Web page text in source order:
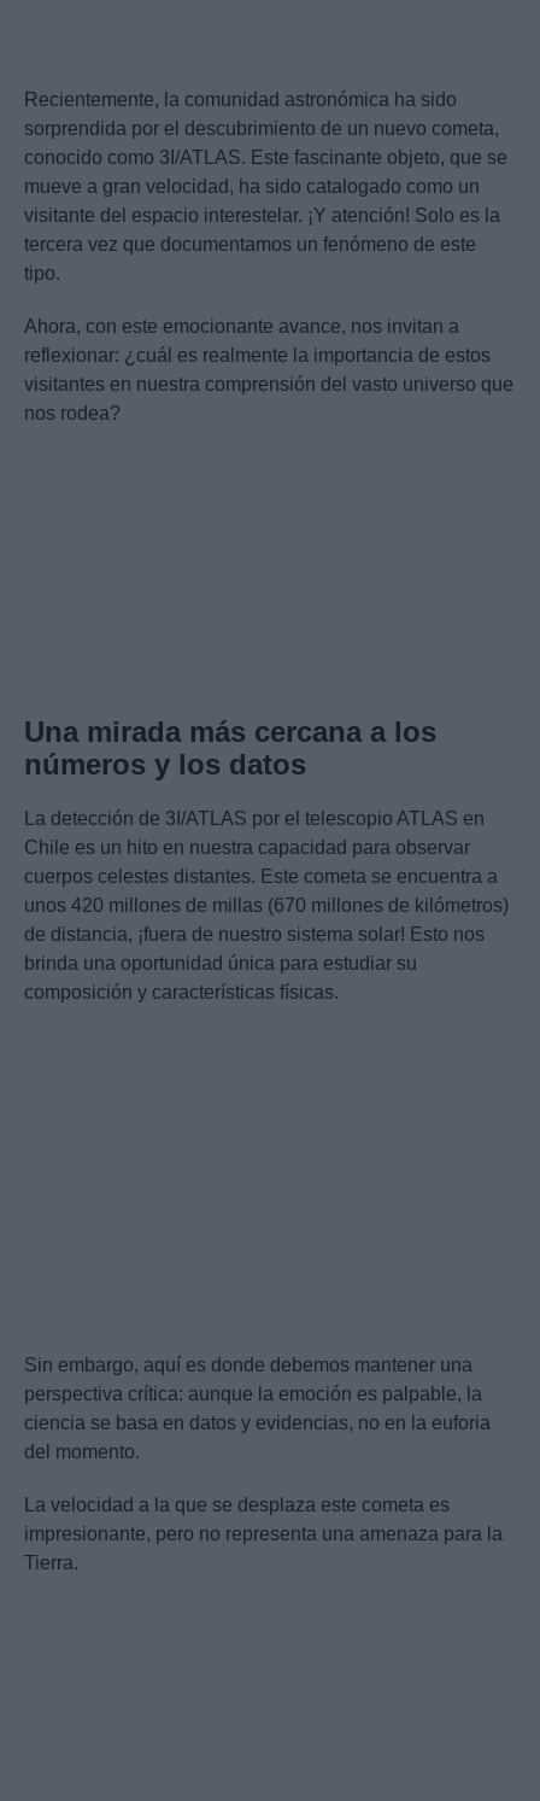
Recientemente, la comunidad astronómica ha sido
sorprendida por el descubrimiento de un nuevo cometa,
conocido como 3I/ATLAS. Este fascinante objeto, que se
mueve a gran velocidad, ha sido catalogado como un
visitante del espacio interestelar. ¡Y atención! Solo es la
tercera vez que documentamos un fenómeno de este
tipo.
Ahora, con este emocionante avance, nos invitan a
reflexionar: ¿cuál es realmente la importancia de estos
visitantes en nuestra comprensión del vasto universo que
nos rodea?
Una mirada más cercana a los
números y los datos
La detección de 3I/ATLAS por el telescopio ATLAS en
Chile es un hito en nuestra capacidad para observar
cuerpos celestes distantes. Este cometa se encuentra a
unos 420 millones de millas (670 millones de kilómetros)
de distancia, ¡fuera de nuestro sistema solar! Esto nos
brinda una oportunidad única para estudiar su
composición y características físicas.
Sin embargo, aquí es donde debemos mantener una
perspectiva crítica: aunque la emoción es palpable, la
ciencia se basa en datos y evidencias, no en la euforia
del momento.
La velocidad a la que se desplaza este cometa es
impresionante, pero no representa una amenaza para la
Tierra.